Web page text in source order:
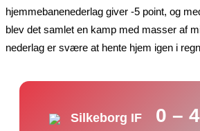
hjemmebanenederlag giver -5 point, og
blev det samlet en kamp med masser af
nederlag er svære at hente hjem igen i
Silkeborg IF 0 – 4